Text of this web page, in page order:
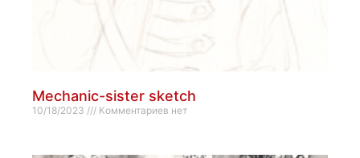
Mechanic-sister sketch
10/18/2023 Комментариев нет